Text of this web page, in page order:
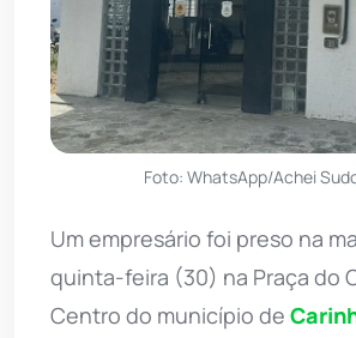
Foto: WhatsApp/Achei
Um empresário foi preso na
quinta-feira (30) na Praça do
Centro do município de